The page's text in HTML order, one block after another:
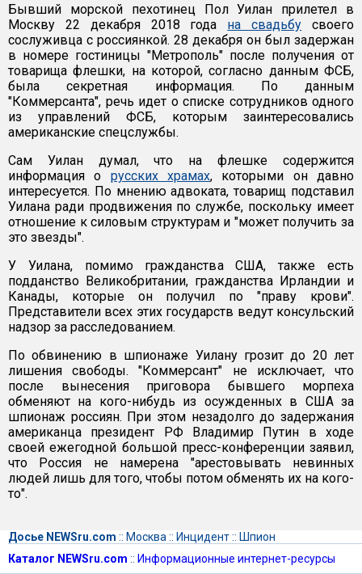
Бывший морской пехотинец Пол Уилан прилетел в
Москву 22 декабря 2018 года на свадьбу своего
сослуживца с россиянкой. 28 декабря он был задержан
в номере гостиницы "Метрополь" после получения от
товарища флешки, на которой, согласно данным ФСБ,
была секретная информация. По данным
"Коммерсанта", речь идет о списке сотрудников одного
из управлений ФСБ, которым заинтересовались
американские спецслужбы.
Сам Уилан думал, что на флешке содержится
информация о русских храмах, которыми он давно
интересуется. По мнению адвоката, товарищ подставил
Уилана ради продвижения по службе, поскольку имеет
отношение к силовым структурам и "может получить за
это звезды".
У Уилана, помимо гражданства США, также есть
подданство Великобритании, гражданства Ирландии и
Канады, которые он получил по "праву крови".
Представители всех этих государств ведут консульский
надзор за расследованием.
По обвинению в шпионаже Уилану грозит до 20 лет
лишения свободы. "Коммерсант" не исключает, что
после вынесения приговора бывшего морпеха
обменяют на кого-нибудь из осужденных в США за
шпионаж россиян. При этом незадолго до задержания
американца президент РФ Владимир Путин в ходе
своей ежегодной большой пресс-конференции заявил,
что Россия не намерена "арестовывать невинных
людей лишь для того, чтобы потом обменять их на кого-
то".
Досье NEWSru.com :: Москва :: Инцидент:: Шпион
Каталог NEWSru.com :: Информационные интернет-ресурсы